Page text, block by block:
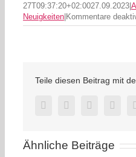
27T09:37:20+02:0027.09.2023|
Neuigkeiten|Kommentare
Teile diesen Beitrag mit
FacebookTwitter LinkedIn
Ähnliche Beiträge